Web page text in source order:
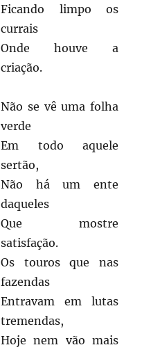
Ficando limpo os
currais
Onde houve a
criação.
Não se vê uma folha
verde
Em todo aquele
sertão,
Não há um ente
daqueles
Que mostre
satisfação.
Os touros que nas
fazendas
Entravam em lutas
tremendas,
Hoje nem vão mais